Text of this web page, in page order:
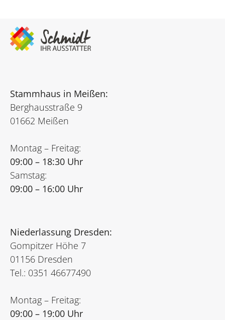
Stammhaus in Meißen:
Berghausstraße 9
01662 Meißen
Montag – Freitag:
09:00 – 18:30 Uhr
Samstag:
09:00 – 16:00 Uhr
Niederlassung Dresden:
Gompitzer Höhe 7
01156 Dresden
Tel.: 0351 46677490
Montag – Freitag:
09:00 – 19:00 Uhr